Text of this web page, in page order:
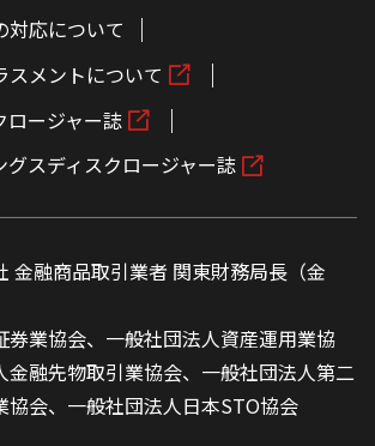
対応について
スメントについて
ロージャー誌
スディスクロージャー誌
金融商品取引業者 関東財務局長（金
券業協会、一般社団法人資産運用業協
金融先物取引業協会、一般社団法人第二
協会、一般社団法人日本STO協会